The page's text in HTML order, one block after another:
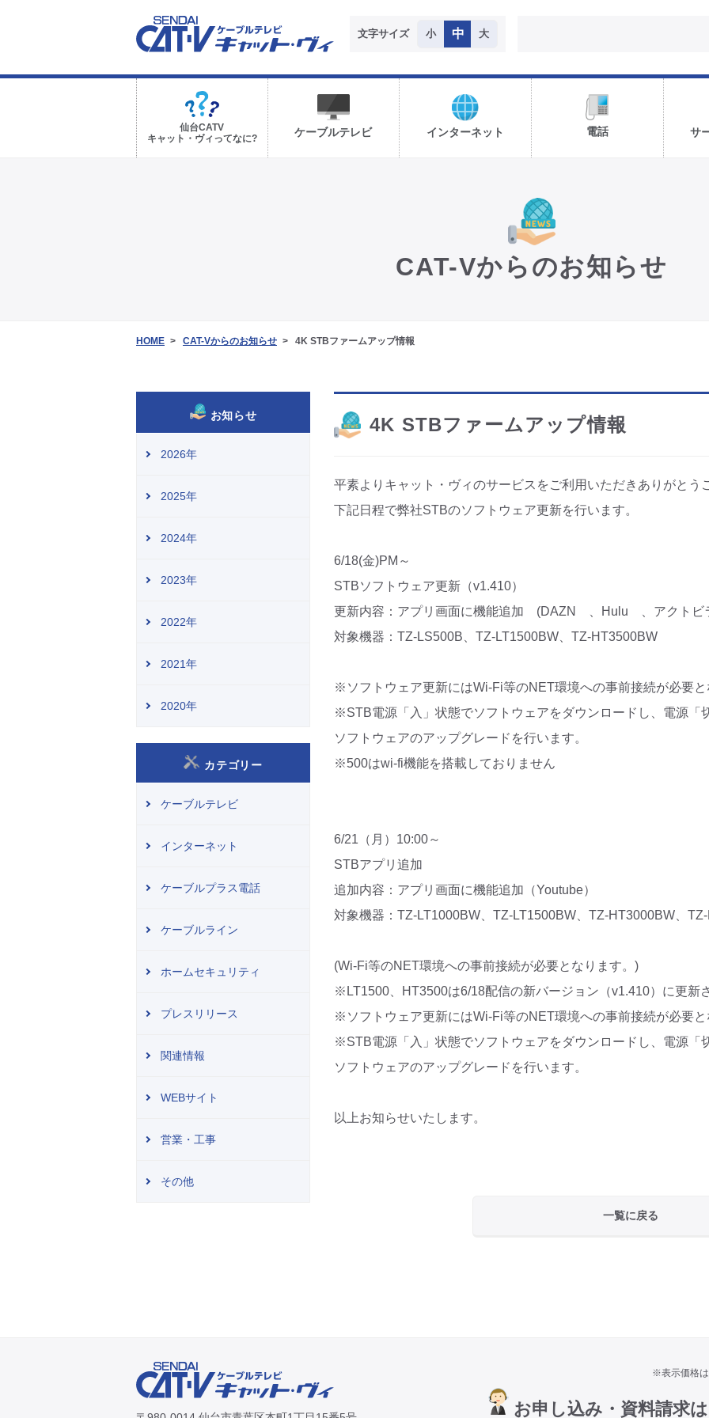
文字サイズ 小 中 大
仙台CATV
キャット・ヴィってなに?
ケーブルテレビ インターネット 電話 サ
CAT-Vからのお知らせ
HOME CAT-Vからのお知らせ 4K STBファームアップ情報
4K STBファームアップ情報
平素よりキャット・ヴィのサービスをご利用いただきありがとう
下記日程で弊社STBのソフトウェア更新を行います。
6/18(金)PM～
STBソフトウェア更新（v1.410）
更新内容：アプリ画面に機能追加 (DAZN 、Hulu 、アクトビ
対象機器：TZ-LS500B、TZ-LT1500BW、TZ-HT3500BW
※ソフトウェア更新にはWi-Fi等のNET環境への事前接続が必要と
※STB電源「入」状態でソフトウェアをダウンロードし、電源「
ソフトウェアのアップグレードを行います。
※500はwi-fi機能を搭載しておりません
6/21（月）10:00～
STBアプリ追加
追加内容：アプリ画面に機能追加（Youtube）
対象機器：TZ-LT1000BW、TZ-LT1500BW、TZ-HT3000BW、
(Wi-Fi等のNET環境への事前接続が必要となります。)
※LT1500、HT3500は6/18配信の新バージョン（v1.410）に更新
※ソフトウェア更新にはWi-Fi等のNET環境への事前接続が必要と
※STB電源「入」状態でソフトウェアをダウンロードし、電源「
ソフトウェアのアップグレードを行います。
以上お知らせいたします。
一覧に戻る
お知らせ
2026年
2025年
2024年
2023年
2022年
2021年
2020年
カテゴリー
ケーブルテレビ
インターネット
ケーブルプラス電話
ケーブルライン
ホームセキュリティ
プレスリリース
関連情報
WEBサイト
営業・工事
その他
※表示価格
お申し込み・資料請求